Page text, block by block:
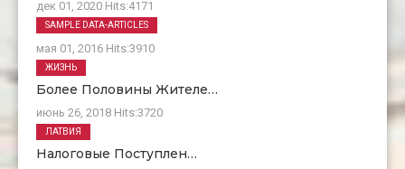
дек 01, 2020 Hits:4171
О Нас
мая 01, 2016 Hits:3910
SAMPLE DATA-ARTICLES
Более Половины Жителе…
июнь 26, 2018 Hits:3720
ЖИЗНЬ
Налоговые Поступлен…
ЛАТВИЯ